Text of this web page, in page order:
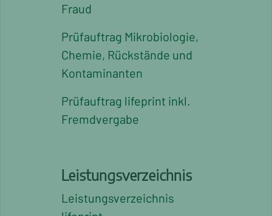
Fraud
Prüfauftrag Mikrobiologie,
Chemie, Rückstände und
Kontaminanten
Prüfauftrag lifeprint inkl.
Fremdvergabe
Leistungsverzeichnis
Leistungsverzeichnis